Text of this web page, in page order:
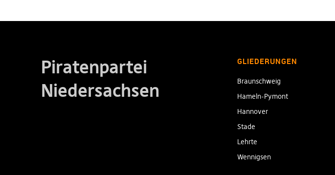
Piratenpartei
Niedersachsen
GLIEDERUNGEN
Braunschweig
Hameln-Pymont
Hannover
Stade
Lehrte
Wennigsen